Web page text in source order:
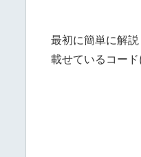
最初に簡単に解
載せているコー